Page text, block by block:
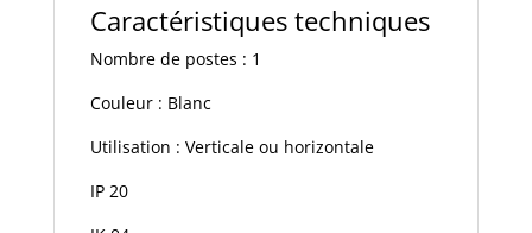
Caractéristiques techniques
Nombre de postes : 1
Couleur : Blanc
Utilisation : Verticale ou horizontale
IP 20